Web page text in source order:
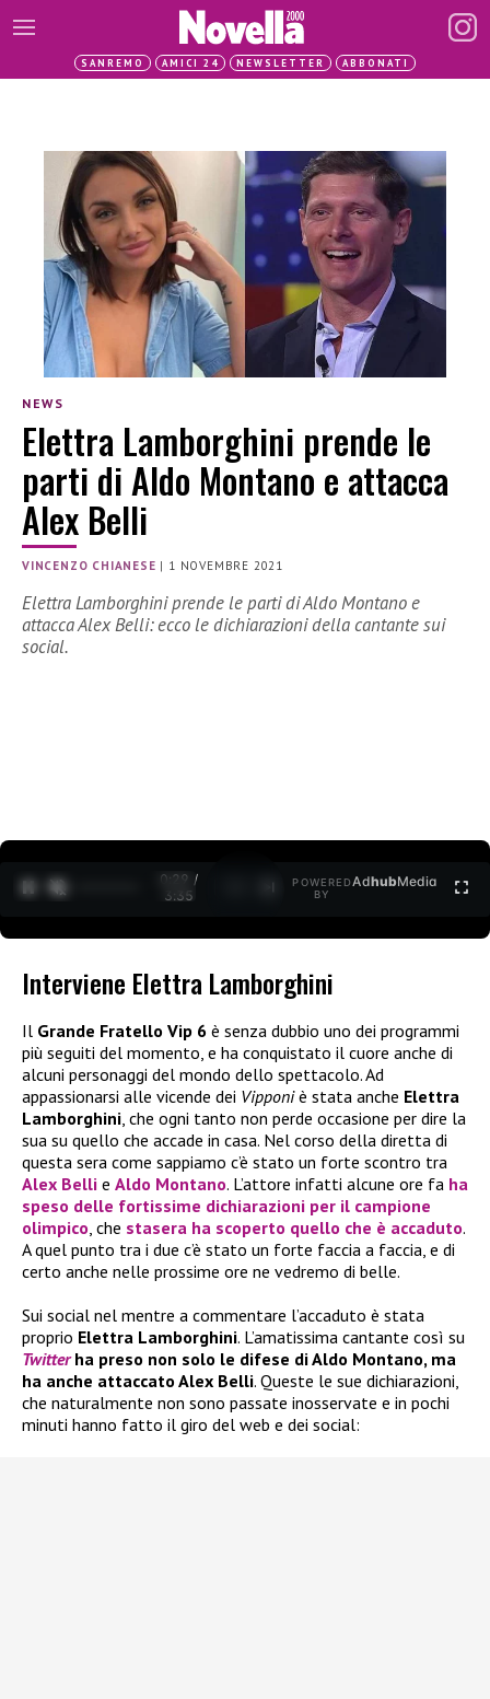
SANREMO AMICI 24 NEWSLETTER ABBONATI
NEWS
Elettra Lamborghini prende le
parti di Aldo Montano e attacca
Alex Belli
VINCENZO CHIANESE | 1 NOVEMBRE 2021
Elettra Lamborghini prende le parti di Aldo Montano e
attacca Alex Belli: ecco le dichiarazioni della cantante sui
social.
0:30 /
3:35
POWERED
BY
AdhubMedia
Interviene Elettra Lamborghini
Il Grande Fratello Vip 6 è senza dubbio uno dei programmi
più seguiti del momento, e ha conquistato il cuore anche di
alcuni personaggi del mondo dello spettacolo. Ad
appassionarsi alle vicende dei Vipponiè stata anche Elettra
Lamborghini, che ogni tanto non perde occasione per dire la
sua su quello che accade in casa. Nel corso della diretta di
questa sera come sappiamo c’è stato un forte scontro tra
Alex Belli e Aldo Montano. L’attore infatti alcune ore fa ha
speso delle fortissime dichiarazioni per il campione
olimpico, che stasera ha scoperto quello che è accaduto.
A quel punto tra i due c’è stato un forte faccia a faccia, e di
certo anche nelle prossime ore ne vedremo di belle.
Sui social nel mentre a commentare l’accaduto è stata
proprio Elettra Lamborghini. L’amatissima cantante così su
Twitter ha preso non solo le difese di Aldo Montano, ma
ha anche attaccato Alex Belli. Queste le sue dichiarazioni,
che naturalmente non sono passate inosservate e in pochi
minuti hanno fatto il giro del web e dei social: